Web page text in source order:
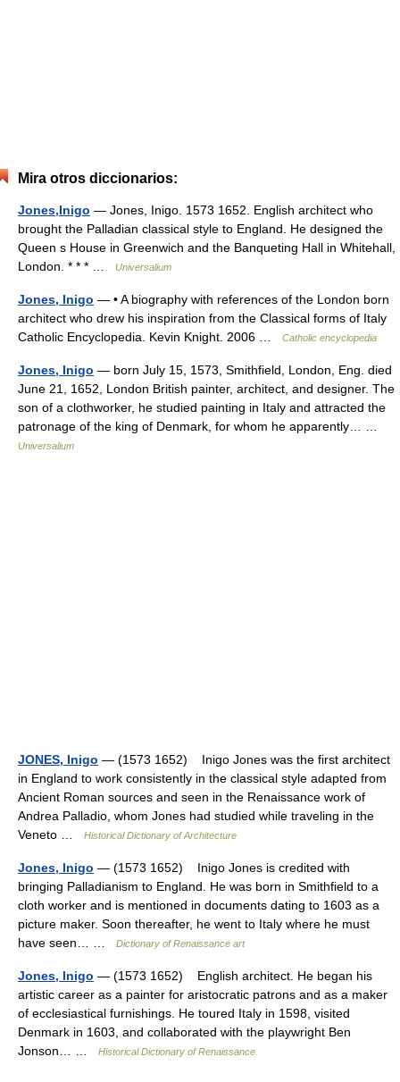
Mira otros diccionarios:
Jones,Inigo — Jones, Inigo. 1573 1652. English architect who
brought the Palladian classical style to England. He designed the
Queen s House in Greenwich and the Banqueting Hall in Whitehall,
London. * * * …
Universalium
Jones, Inigo — • A biography with references of the London born
architect who drew his inspiration from the Classical forms of Italy
Catholic Encyclopedia. Kevin Knight. 2006 …
Catholic encyclopedia
Jones, Inigo — born July 15, 1573, Smithfield, London, Eng. died
June 21, 1652, London British painter, architect, and designer. The
son of a clothworker, he studied painting in Italy and attracted the
patronage of the king of Denmark, for whom he apparently… …
Universalium
JONES, Inigo — (1573 1652) Inigo Jones was the first architect
in England to work consistently in the classical style adapted from
Ancient Roman sources and seen in the Renaissance work of
Andrea Palladio, whom Jones had studied while traveling in the
Veneto …
Historical Dictionary of Architecture
Jones, Inigo — (1573 1652) Inigo Jones is credited with
bringing Palladianism to England. He was born in Smithfield to a
cloth worker and is mentioned in documents dating to 1603 as a
picture maker. Soon thereafter, he went to Italy where he must
have seen… …
Dictionary of Renaissance art
Jones, Inigo — (1573 1652) English architect. He began his
artistic career as a painter for aristocratic patrons and as a maker
of ecclesiastical furnishings. He toured Italy in 1598, visited
Denmark in 1603, and collaborated with the playwright Ben
Jonson… …
Historical Dictionary of Renaissance